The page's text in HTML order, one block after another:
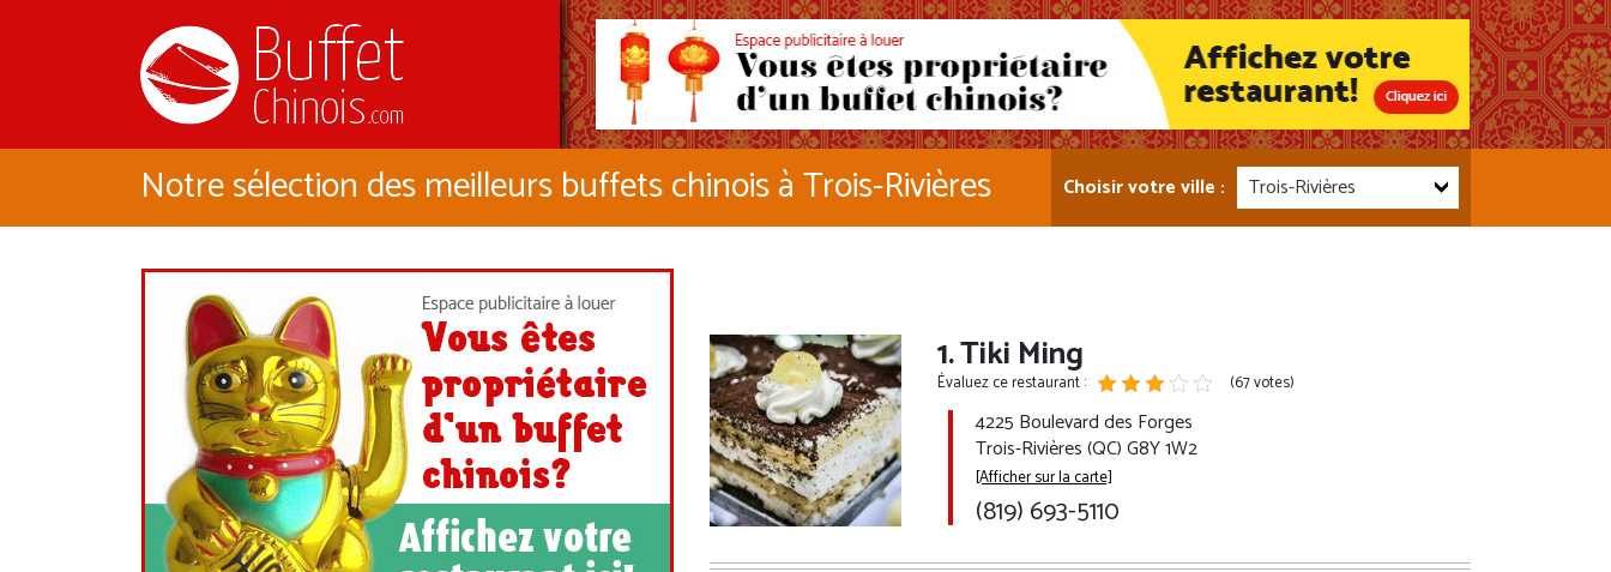
Notre sélection des meilleurs buffets chinois à Trois-Rivières Choisir votre ville : Trois-Rivières
Tiki Ming
Évaluez ce restaurant : (67 votes)
4225 Boulevard des Forges
Trois-Rivières (QC) G8Y 1W2
[Afficher sur la carte]
(819) 693-5110